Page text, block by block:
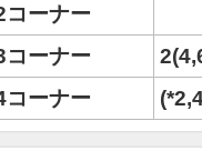
コーナー
コーナー
コーナー